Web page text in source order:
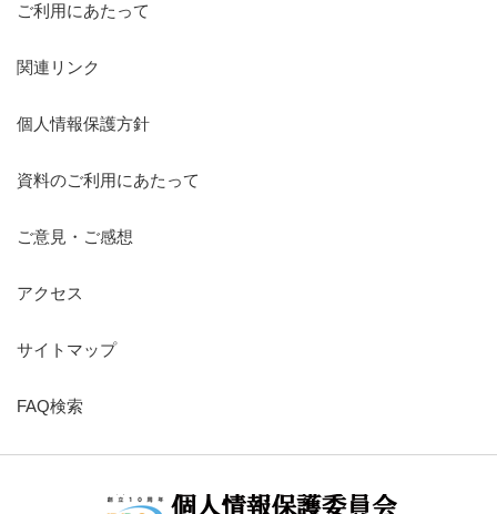
ご利用にあたって
関連リンク
個人情報保護方針
資料のご利用にあたって
ご意見・ご感想
アクセス
サイトマップ
FAQ検索